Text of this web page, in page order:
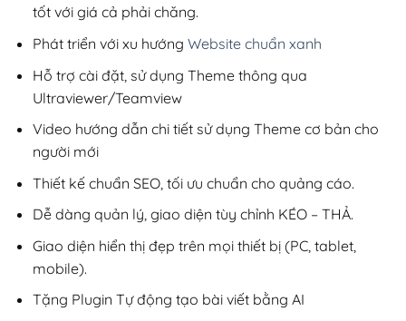
tốt với giá cả phải chăng.
Phát triển với xu hướng Website chuẩn xanh
Hỗ trợ cài đặt, sử dụng Theme thông qua
Ultraviewer/Teamview
Video hướng dẫn chi tiết sử dụng Theme cơ bản cho
người mới
Thiết kế chuẩn SEO, tối ưu chuẩn cho quảng cáo.
Dễ dàng quản lý, giao diện tùy chỉnh KÉO – THẢ.
Giao diện hiển thị đẹp trên mọi thiết bị (PC, tablet,
mobile).
Tặng Plugin Tự động tạo bài viết bằng AI